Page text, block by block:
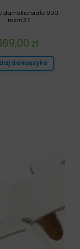
damskie białe 900
rozm.37
169,00 zł
do koszyka